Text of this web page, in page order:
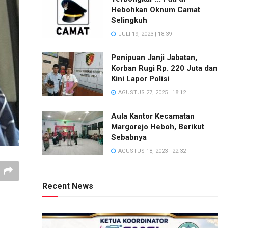
Hebohkan Oknum Camat
Selingkuh
JULI 19, 2023 | 18:39
Penipuan Janji Jabatan,
Korban Rugi Rp. 220 Juta dan
Kini Lapor Polisi
AGUSTUS 27, 2025 | 18:12
Aula Kantor Kecamatan
Margorejo Heboh, Berikut
Sebabnya
AGUSTUS 18, 2023 | 22:32
Recent News